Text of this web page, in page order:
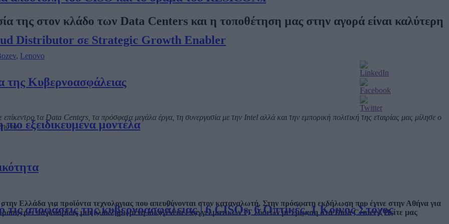
Distributor σε Strategic Growth Enabler
Κυβερνοασφάλειας
εξειδικευμένα μοντέλα
αποφάσεις της κυβερνοασφάλειας | 6 CISOs, 6 Οπτικές, 1 Κοινός Στόχος
της στον κλάδο των Data Centers και η τοποθέτηση μας στην αγορά είναι καλύτερη
, Lenovo
επίκεντρο τα Data Centers , τα πρόσφατα μεγάλα έργα, τη συνεργασία με την Intel αλλά και την εμπορική πολιτική της εταιρίας μας μίλησε ο
στην Ελλάδα για προϊόντα τεχνολογιας που απευθύνονται στον καταναλωτή. Στην πρόσφατη εκδήλωση που έγινε στην Αθήνα για
παγκοσμίως μια ολοκληρωμένη οικογένεια επαγγελματικών ΙΤ λύσεων με έμφαση σταData Centers. Πείτε μας